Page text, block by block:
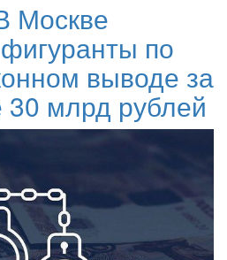
Москве
по
выводе за
млрд рублей